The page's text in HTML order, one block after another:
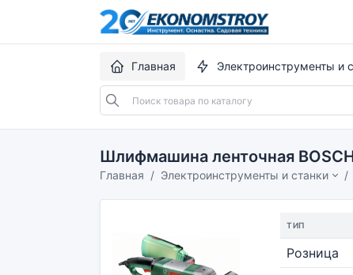
Главная Электроинструменты и
Шлифмашина ленточная
Главная Электроинструменты и станки
ТИП
Розница